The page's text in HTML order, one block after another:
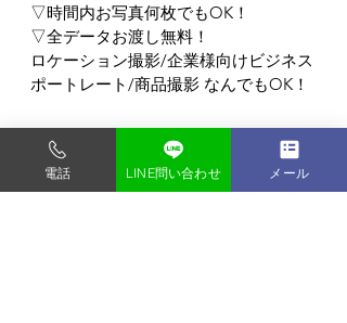
▽時間内お写真何枚でもOK！
▽全データお渡し無料！
ロケーション撮影/企業様向けビジネス
ポートレート/商品撮影 なんでもOK！
東京都内の格安写真スタジオ
電話 LINE問い合わせ メール